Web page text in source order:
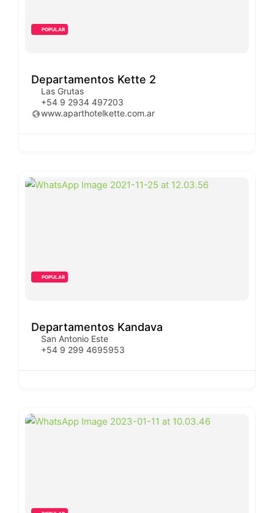
POPULAR
Departamentos Kette 2
Las Grutas
+54 9 2934 497203
www.aparthotelkette.com.ar
POPULAR
Departamentos Kandava
San Antonio Este
+54 9 299 4695953